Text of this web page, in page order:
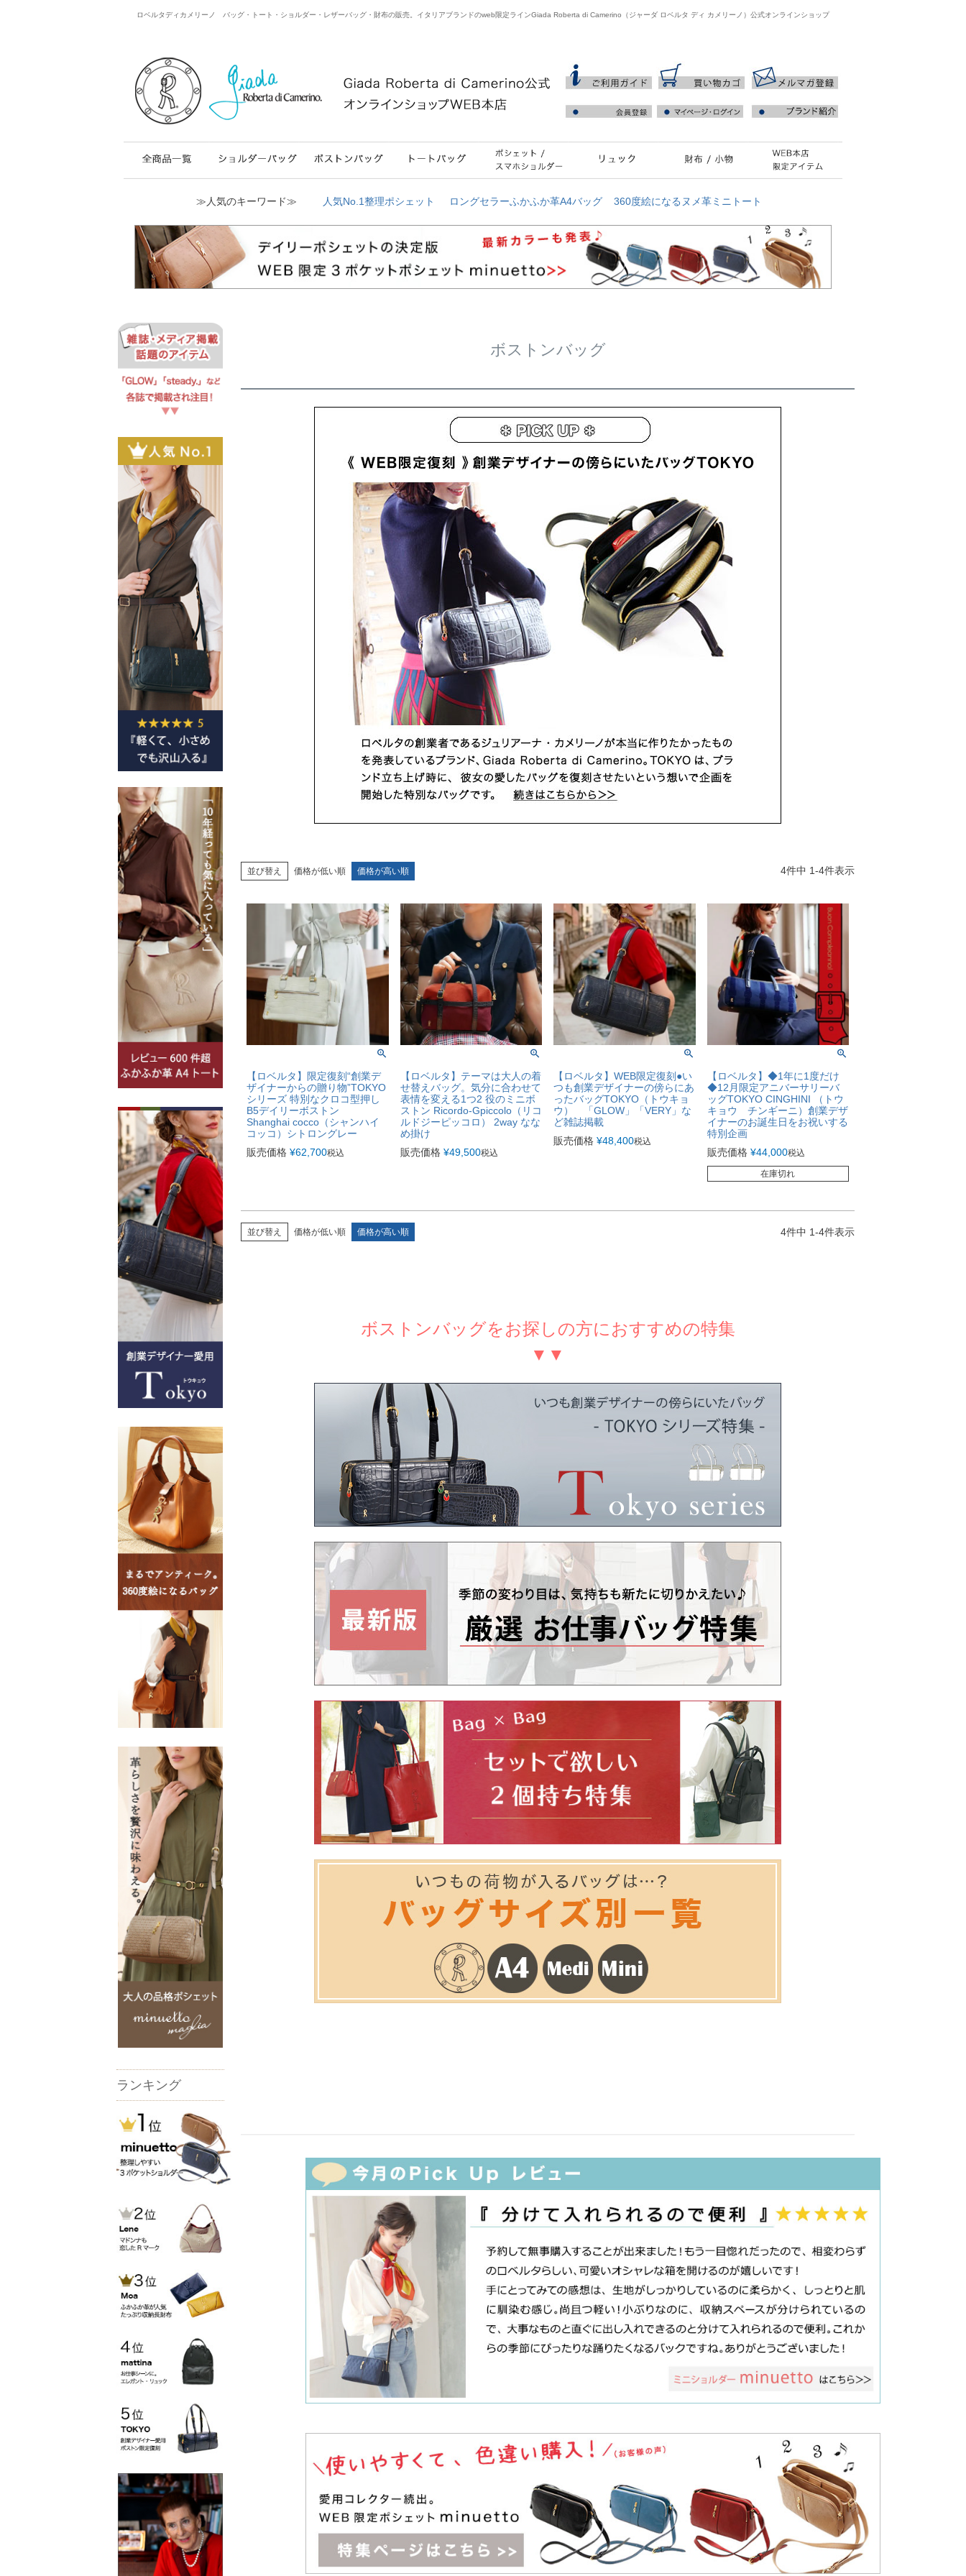
ロベルタディカメリーノ バッグ・トート・ショルダー・レザーバッグ・財布の販売。イタリアブランドのweb限定ラインGiada Roberta di Camerino（ジャーダ ロベルタ ディ カメリーノ）公式オンラインショップ
≫人気のキーワード≫ 人気No.1整理ポシェット ロングセラーふかふか革A4バッグ 360度絵になるヌメ革ミニトート
ランキング
ボストンバッグ
並び替え 価格が低い順 価格が高い順 4件中 1-4件表示
【ロベルタ】限定復刻“創業デ
ザイナーからの贈り物”TOKYO
シリーズ 特別なクロコ型押し
B5デイリーボストン
Shanghai cocco（シャンハイ
コッコ）シトロングレー
販売価格 ¥62,700税込
【ロベルタ】テーマは大人の着
せ替えバッグ。気分に合わせて
表情を変える1つ2 役のミニボ
ストン Ricordo-Gpiccolo（リコ
ルドジーピッコロ） 2way なな
め掛け
販売価格 ¥49,500税込
【ロベルタ】WEB限定復刻●い
つも創業デザイナーの傍らにあ
ったバッグTOKYO（トウキョ
ウ） 「GLOW」「VERY」な
ど雑誌掲載
販売価格 ¥48,400税込
【ロベルタ】◆1年に1度だけ
◆12月限定アニバーサリーバ
ッグTOKYO CINGHINI （トウ
キョウ チンギーニ）創業デザ
イナーのお誕生日をお祝いする
特別企画
販売価格 ¥44,000税込
在庫切れ
並び替え 価格が低い順 価格が高い順 4件中 1-4件表示
ボストンバッグをお探しの方におすすめの特集
▼▼